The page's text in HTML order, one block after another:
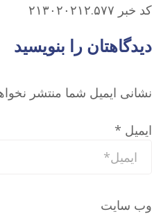
کد خبر ۲۱۳۰۲۰۲۱۲.۵۷۷
دیدگاهتان را بنویسید
نشانی ایمیل شما منتشر
ایمیل *
وب‌ سایت